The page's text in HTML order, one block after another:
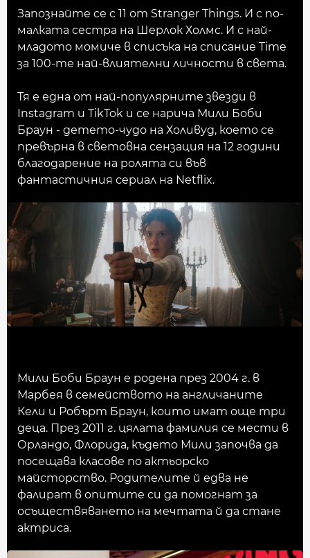
Запознайте се с 11 от Stranger Things. И с по-
малката сестра на Шерлок Холмс. И с най-
младото момиче в списъка на списание Time
за 100-те най-влиятелни личности в света.
Тя е една от най-популярните звезди в
Instagram и TikTok и се нарича Мили Боби
Браун - детето-чудо на Холивуд, което се
превърна в световна сензация на 12 години
благодарение на ролята си във
фантастичния сериал на Netflix.
Мили Боби Браун е родена през 2004 г. в
Марбея в семейството на англичаните
Кели и Робърт Браун, които имат още три
деца. През 2011 г. цялата фамилия се мести в
Орландо, Флорида, където Мили започва да
посещава класове по актьорско
майсторство. Родителите й едва не
фалират в опитите си да помогнат за
осъществяването на мечтата й да стане
актриса.